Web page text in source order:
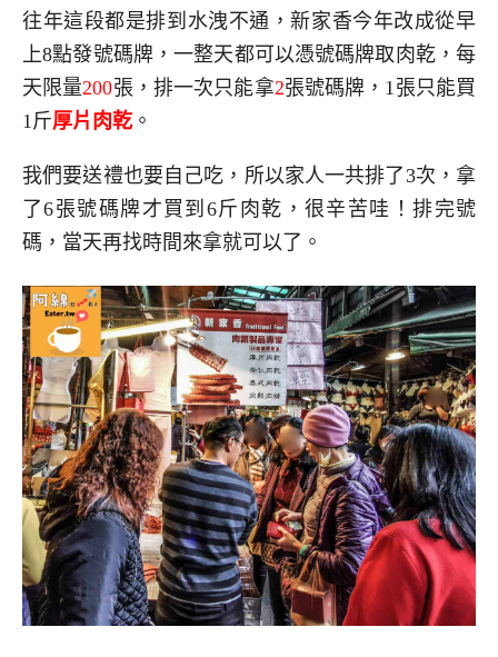
往年這段都是排到水洩不通，新家香今年改成從早
上8點發號碼牌，一整天都可以憑號碼牌取肉乾，每
天限量200張，排一次只能拿2張號碼牌，1張只能買
1斤厚片肉乾。
我們要送禮也要自己吃，所以家人一共排了3次，拿
了6張號碼牌才買到6斤肉乾，很辛苦哇！排完號
碼，當天再找時間來拿就可以了。